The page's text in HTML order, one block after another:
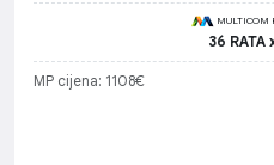
MULTICOM
36 RATA
MP cijena: 1108€